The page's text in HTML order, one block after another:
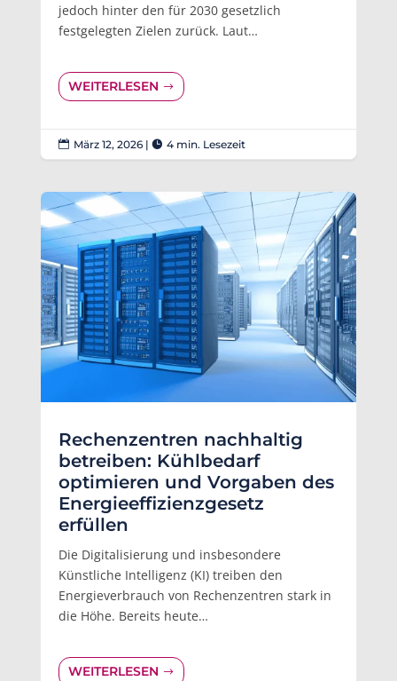
jedoch hinter den für 2030 gesetzlich
festgelegten Zielen zurück. Laut…
WEITERLESEN
 März 12, 2026|  4 min. Lesezeit
Rechenzentren nachhaltig
betreiben: Kühlbedarf
optimieren und Vorgaben des
Energieeffizienzgesetz
erfüllen
Die Digitalisierung und insbesondere
Künstliche Intelligenz (KI) treiben den
Energieverbrauch von Rechenzentren stark in
die Höhe. Bereits heute…
WEITERLESEN